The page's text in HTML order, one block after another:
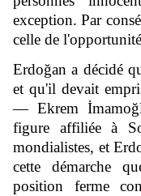
exception. Par
celle de
Erdoğan a décidé
et qu'il devait
— Ekrem
figure affiliée à
mondialistes, et
cette démarche
position ferme